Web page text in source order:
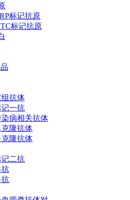
标记抗原
标记抗原
组抗体
记一抗
染病相关抗体
克隆抗体
克隆抗体
记二抗
抗
抗